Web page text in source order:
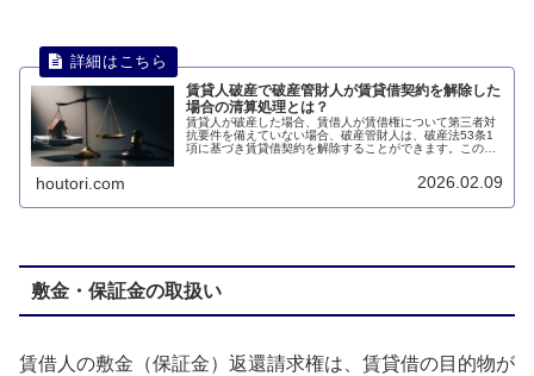
賃貸人破産で破産管財人が賃貸借契約を解除した
場合の清算処理とは？
賃貸人が破産した場合、賃借人が賃借権について第三者対
抗要件を備えていない場合、破産管財人は、破産法53条1
項に基づき賃貸借契約を解除することができます。このペ
houtori.com 2026.02.09
敷金・保証金の取扱い
賃借人の敷金（保証金）返還請求権は、賃貸借の目的物が